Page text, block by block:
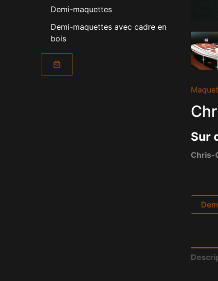
Demi-maquettes
Demi-maquettes avec cadre en
bois
Sur
Chris-